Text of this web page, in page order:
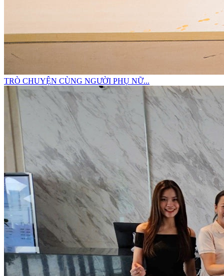
TRÒ CHUYỆN CÙNG NGƯỜI PHỤ NỮ...